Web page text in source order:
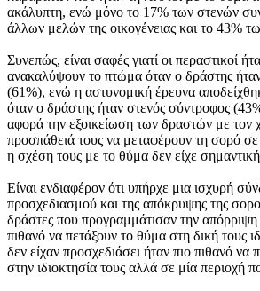
ακάλυπτη, ενώ μόνο το 17% των στενών
άλλων μελών της οικογένειας και το 43%
Συνεπώς, είναι σαφές γιατί οι περαστικοί
ανακαλύψουν το πτώμα όταν ο δράστης
(61%), ενώ η αστυνομική έρευνα
όταν ο δράστης ήταν στενός σύντροφος
αφορά την εξοικείωση των δραστών με τον
προσπάθειά τους να μεταφέρουν τη σορό
η σχέση τους με το θύμα δεν είχε
Είναι ενδιαφέρον ότι υπήρχε μια ισχυρή
προσχεδιασμού και της απόκρυψης της
δράστες που προγραμμάτισαν την
πιθανό να πετάξουν το θύμα στη δική τους
δεν είχαν προσχεδιάσει ήταν πιο πιθανό να
στην ιδιοκτησία τους αλλά σε μία περιοχή